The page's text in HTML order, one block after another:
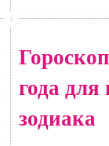
года для
зодиака